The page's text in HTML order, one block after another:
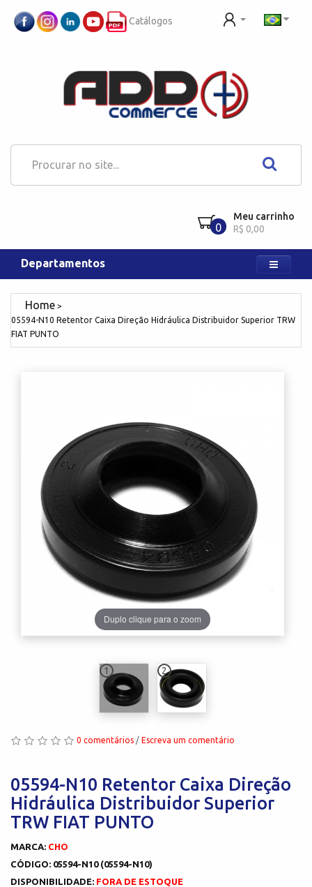
Catálogos
0
Meu carrinho
R$ 0,00
Departamentos
05594-N10 Retentor Caixa Direção Hidráulica Distribuidor Superior TRW
FIAT PUNTO
1 2
Duplo clique para o zoom
0 comentários / Escreva um comentário
05594-N10 Retentor Caixa Direção
Hidráulica Distribuidor Superior
TRW FIAT PUNTO
MARCA: CHO
CÓDIGO: 05594-N10 (05594-N10)
DISPONIBILIDADE: FORA DE ESTOQUE